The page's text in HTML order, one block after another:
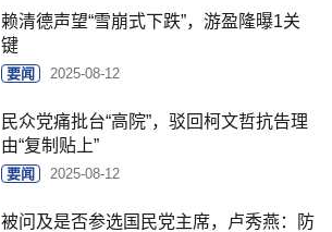
赖清德声望“雪崩式下跌”，游盈隆曝1关
键
要闻 2025-08-12
民众党痛批台“高院”，驳回柯文哲抗告理
由“复制贴上”
要闻 2025-08-12
被问及是否参选国民党主席，卢秀燕：防